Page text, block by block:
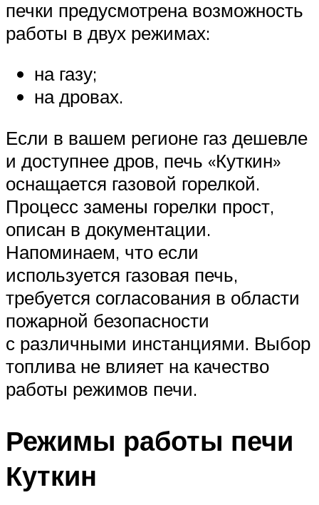
печки предусмотрена возможность
работы в двух режимах:
на газу;
на дровах.
Если в вашем регионе газ дешевле
и доступнее дров, печь «Куткин»
оснащается газовой горелкой.
Процесс замены горелки прост,
описан в документации.
Напоминаем, что если
используется газовая печь,
требуется согласования в области
пожарной безопасности
с различными инстанциями. Выбор
топлива не влияет на качество
работы режимов печи.
Режимы работы печи
Куткин